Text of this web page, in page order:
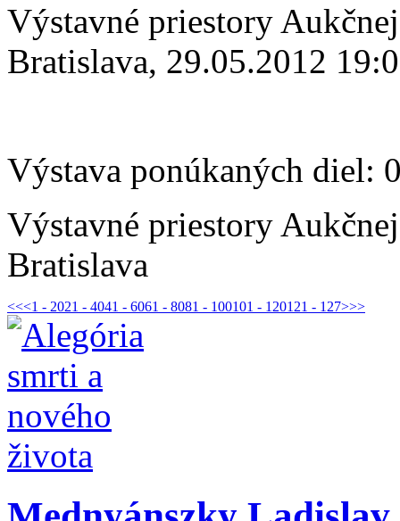
Výstavné priestory
Bratislava, 29.05.2012
Výstava ponúkaných diel:
Výstavné priestory
Bratislava
<<<1 - 2021 - 4041 - 6061 - 8081 - 100101 - 120121 - 127>>>